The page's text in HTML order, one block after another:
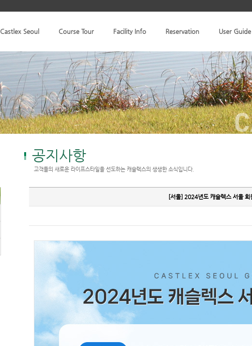
Castlex Seoul Course Tour Facility Info Reservation User Guide
공지사항
고객들의 새로운 라이프스타일을 선도하는 캐슬렉스의 생생한 소식입니다.
[서울] 2024년도 캐슬렉스 서울 회